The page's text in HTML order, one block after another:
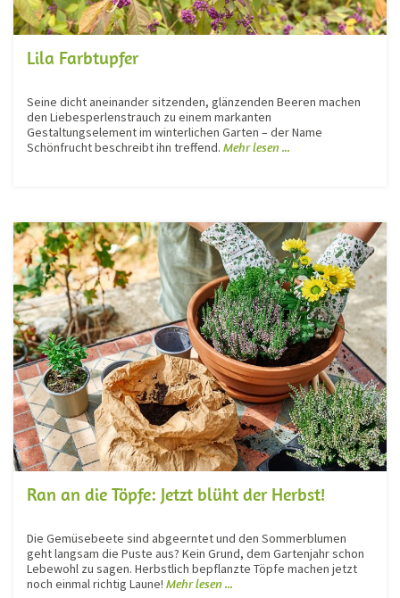
Lila Farbtupfer
Seine dicht aneinander sitzenden, glänzenden Beeren machen
den Liebesperlenstrauch zu einem markanten
Gestaltungselement im winterlichen Garten – der Name
Schönfrucht beschreibt ihn treffend. Mehr lesen ...
Ran an die Töpfe: Jetzt blüht der Herbst!
Die Gemüsebeete sind abgeerntet und den Sommerblumen
geht langsam die Puste aus? Kein Grund, dem Gartenjahr schon
Lebewohl zu sagen. Herbstlich bepflanzte Töpfe machen jetzt
noch einmal richtig Laune! Mehr lesen ...